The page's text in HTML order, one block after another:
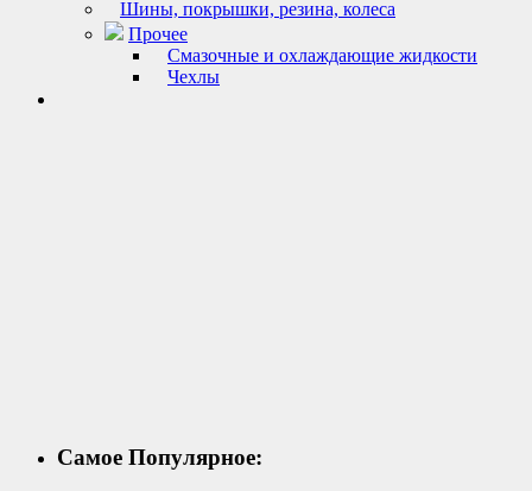
Шины, покрышки, резина, колеса
Прочее
Смазочные и охлаждающие жидкости
Чехлы
Самое Популярное: